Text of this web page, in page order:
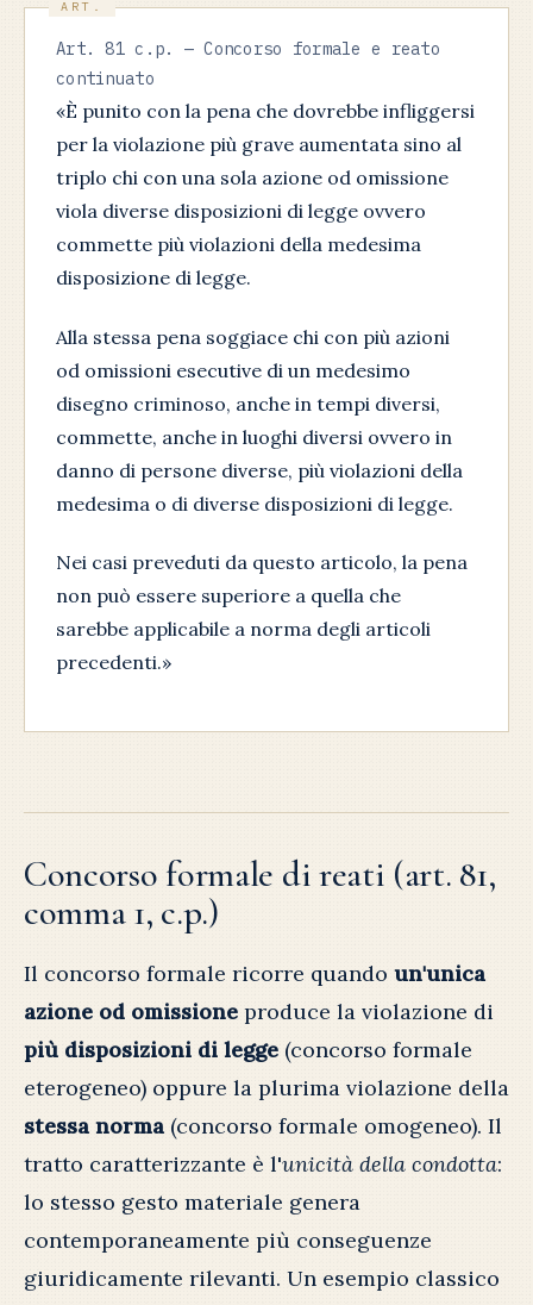
Art. 81 c.p. — Concorso formale e reato
continuato
«È punito con la pena che dovrebbe infliggersi
per la violazione più grave aumentata sino al
triplo chi con una sola azione od omissione
viola diverse disposizioni di legge ovvero
commette più violazioni della medesima
disposizione di legge.
Alla stessa pena soggiace chi con più azioni
od omissioni esecutive di un medesimo
disegno criminoso, anche in tempi diversi,
commette, anche in luoghi diversi ovvero in
danno di persone diverse, più violazioni della
medesima o di diverse disposizioni di legge.
Nei casi preveduti da questo articolo, la pena
non può essere superiore a quella che
sarebbe applicabile a norma degli articoli
precedenti.»
Concorso formale di reati (art. 81,
comma 1, c.p.)
Il concorso formale ricorre quando un'unica
azione od omissione produce la violazione di
più disposizioni di legge (concorso formale
eterogeneo) oppure la plurima violazione della
stessa norma (concorso formale omogeneo). Il
tratto caratterizzante è l'unicità della condotta:
lo stesso gesto materiale genera
contemporaneamente più conseguenze
giuridicamente rilevanti. Un esempio classico